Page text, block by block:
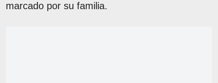
marcado por su familia.